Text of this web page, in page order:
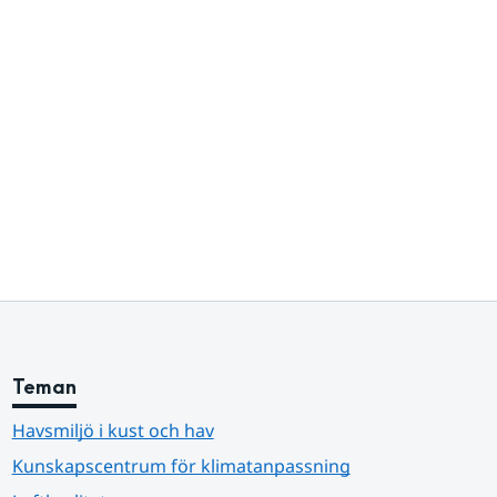
Teman
Havsmiljö i kust och hav
Kunskapscentrum för klimatanpassning